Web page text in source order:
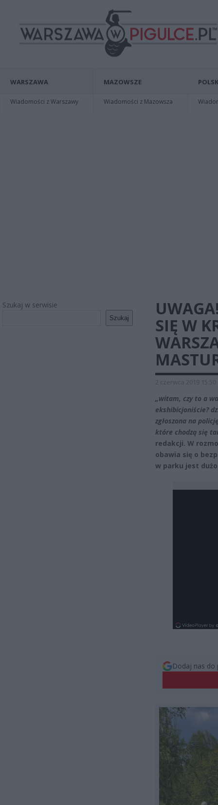
WARSZAWA
Wiadomości z Warszawy
MAZOWSZE
Wiadomości z Mazowsza
Szukaj w serwisie
Szukaj
SIĘ W
2 czerwca 2019 15:50
„witam, czy to a
ekshibicjoniście?
zgłoszona na
które chodzą się
redakcji. W
obawia się o
w parku jest
Dodaj nas do